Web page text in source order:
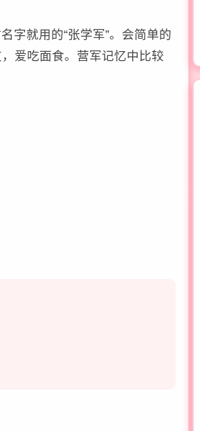
字就用的“张学军”。会简单的
爱吃面食。营军记忆中比较